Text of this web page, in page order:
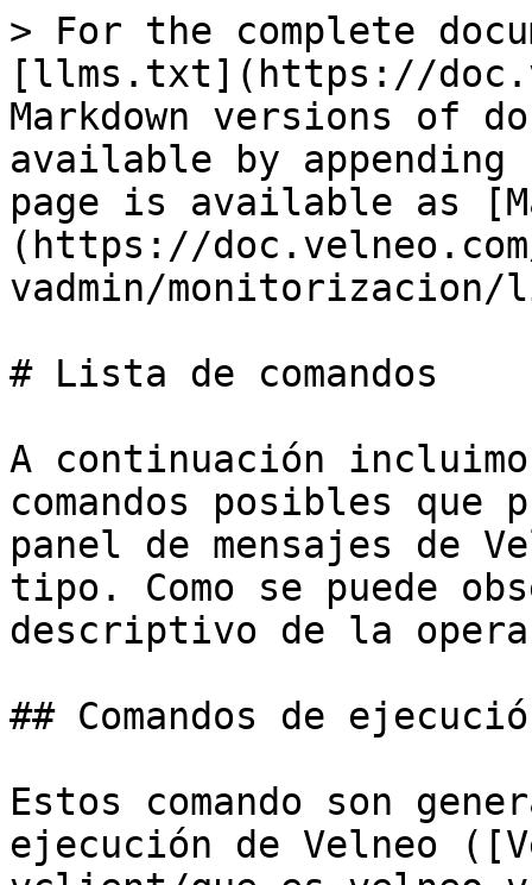
> For the complete documentation index, see [llms.txt](https://doc.velneo.com/llms.txt). Markdown versions of documentation pages are available by appending `.md` to page URLs; this page is available as [Markdown](https://doc.velneo.com/22/velneo-vadmin/monitorizacion/lista-de-comandos.md).

# Lista de comandos

A continuación incluimos una lista con los comandos posibles que pueden presentarse en el panel de mensajes de Velneo vAdmin, agrupados por tipo. Como se puede observar, el comando es muy descriptivo de la operación que realiza.

## Comandos de ejecución

Estos comando son generados por clientes de ejecución de Velneo ([Velneo vClient](/22/velneo-vclient/que-es-velneo-vclient.md), [Velneo vDataClient](/22/velneo-vdataclient/que-es-velneo-vdataclient.md), [Velneo vModApache](/22/velneo-vmodapache/que-es-velneo-vmodapache.md)).

| Comando                                                                  | Descripción                                                                                                                                                                                                                                                                                                                                                                                           |
| ------------------------------------------------------------------------ | ----------------------------------------------------------------------------------------------------------------------------------------------------------------------------------------------------------------------------------------------------------------------------------------------------------------------------------------------------------------------------------------------------- |
| Abortar transacción                                                      | Se aborta una [operación de escritura en disco](/22/velneo-vserver/funcionalidades/sistema-transaccional.md).                                                                                                                                                                                                                                                                                         |
| Alta de ficha                                                            | Añadir una ficha a una tabla.                                                                                                                                                                                                                                                                                                                                                                         |
| Baja de ficha                                                            | Eliminar una ficha de una tabla.                                                                                                                                                                                                                                                                                                                                                                      |
| Bloquear una ficha                                                       | Bloquear un registro en modo lectura/escritura.                                                                                                                                                                                                                                                                                                                                                       |
| Bloquear y leer múltiples fichas                                         | Bloquear y leer una lista de registros en modo lectura/escritura.                                                                                                                                                                                                                                                                                                                                     |
| Bloquear y leer una ficha                                                | Bloquear y leer un registro en modo lectura/escritura.                                                                                                                                                                                                                                                                                                                                                |
| Buscar campo entre límites                                               | [Buscar](/22/velneo-vdevelop/proyectos-objetos-y-editores/de-aplicacion-y-datos/busqueda.md) por un [índice](/22/velneo-vdevelop/proyectos-objetos-y-editores/proyecto-de-datos/tabla/indice.md) entre límites.                                                                                                                                                                                       |
| Buscar campos iguales                                                    | Sobre una lista, se ha ejecutado la opción de listas [campos duplicados](/22/velneo-vclient/funcionalidades-especificas/